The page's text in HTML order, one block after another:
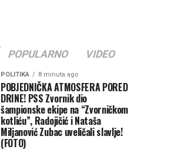
POPULARNO VIDEO
POLITIKA 8 minuta ago
POBJEDNIČKA ATMOSFERA PORED
DRINE! PSS Zvornik dio
šampionske ekipe na “Zvorničkom
kotliću”, Radojičić i Nataša
Miljanović Zubac uveličali slavlje!
(FOTO)